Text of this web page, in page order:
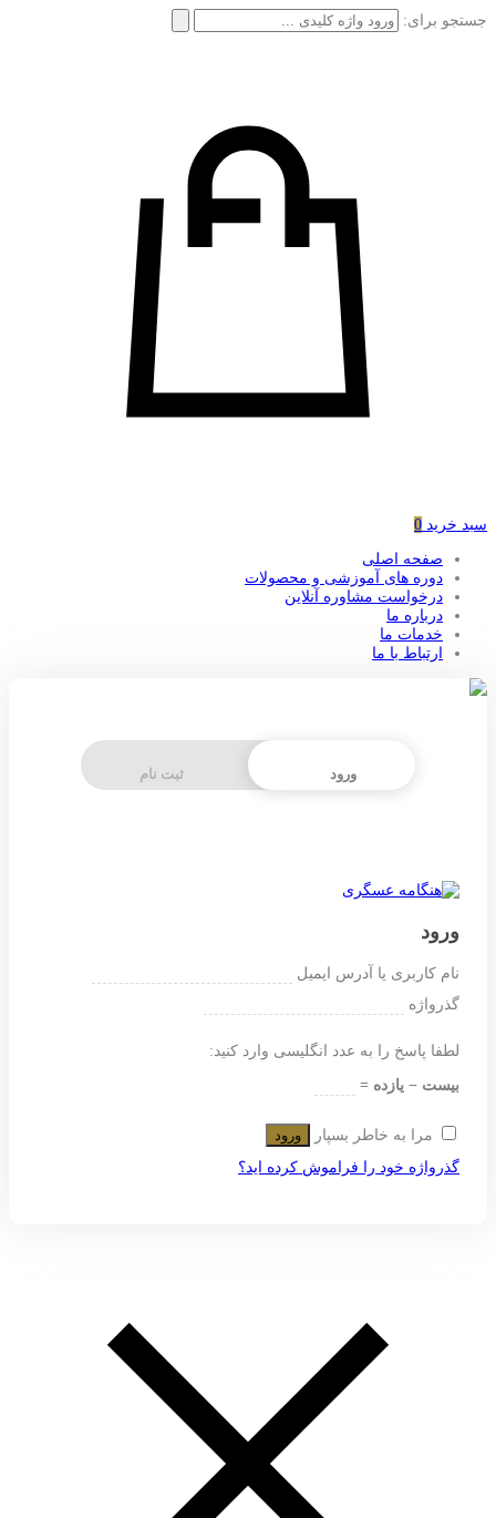
جستجو برای:
سبد خرید 0
صفحه اصلی
دوره های آموزشی و محصولات
درخواست مشاوره آنلاین
درباره ما
خدمات ما
ارتباط با ما
ورود ثبت نام
ورود
نام کاربری یا آدرس ایمیل
گذرواژه
لطفا پاسخ را به عدد انگلیسی وارد کنید:
بیست − یازده =
مرا به خاطر بسپار
ورود
گذرواژه خود را فراموش کرده اید؟